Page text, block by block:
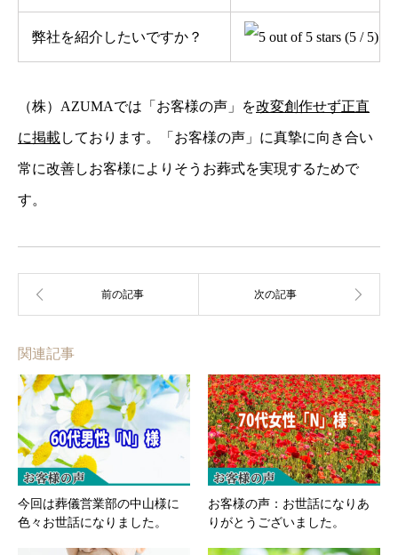
弊社を紹介したいですか？ (5 / 5)
（株）AZUMAでは「お客様の声」を改変創作せず正直
に掲載しております。「お客様の声」に真摯に向き合い
常に改善しお客様によりそうお葬式を実現するためで
す。
関連記事
今回は葬儀営業部の中山様に
色々お世話になりました。
お客様の声：お世話になりあ
りがとうございました。